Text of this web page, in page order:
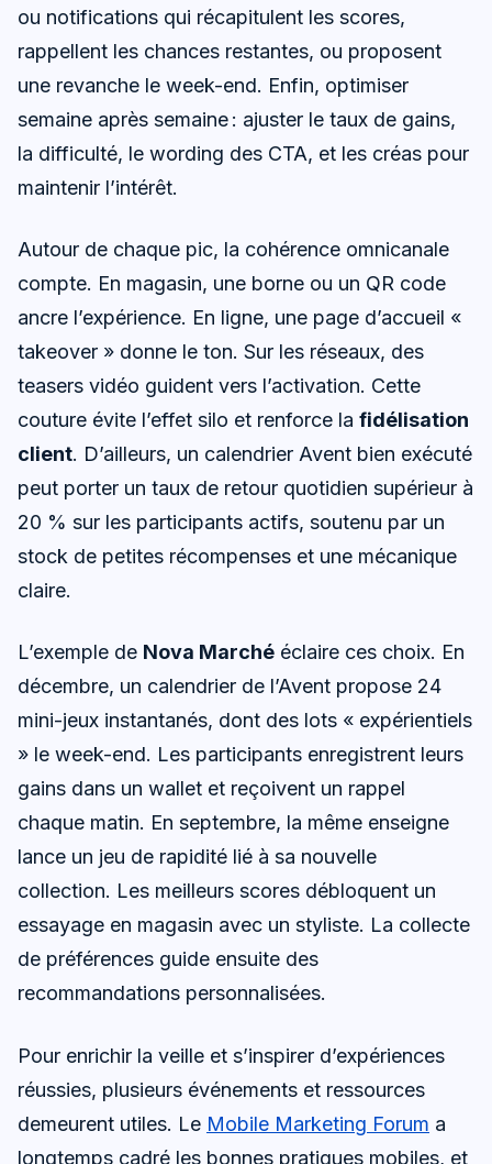
ou notifications qui récapitulent les scores,
rappellent les chances restantes, ou proposent
une revanche le week-end. Enfin, optimiser
semaine après semaine : ajuster le taux de gains,
la difficulté, le wording des CTA, et les créas pour
maintenir l’intérêt.
Autour de chaque pic, la cohérence omnicanale
compte. En magasin, une borne ou un QR code
ancre l’expérience. En ligne, une page d’accueil «
takeover » donne le ton. Sur les réseaux, des
teasers vidéo guident vers l’activation. Cette
couture évite l’effet silo et renforce la fidélisation
client. D’ailleurs, un calendrier Avent bien exécuté
peut porter un taux de retour quotidien supérieur à
20 % sur les participants actifs, soutenu par un
stock de petites récompenses et une mécanique
claire.
L’exemple de Nova Marché éclaire ces choix. En
décembre, un calendrier de l’Avent propose 24
mini-jeux instantanés, dont des lots « expérientiels
» le week-end. Les participants enregistrent leurs
gains dans un wallet et reçoivent un rappel
chaque matin. En septembre, la même enseigne
lance un jeu de rapidité lié à sa nouvelle
collection. Les meilleurs scores débloquent un
essayage en magasin avec un styliste. La collecte
de préférences guide ensuite des
recommandations personnalisées.
Pour enrichir la veille et s’inspirer d’expériences
réussies, plusieurs événements et ressources
demeurent utiles. Le Mobile Marketing Forum a
longtemps cadré les bonnes pratiques mobiles, et